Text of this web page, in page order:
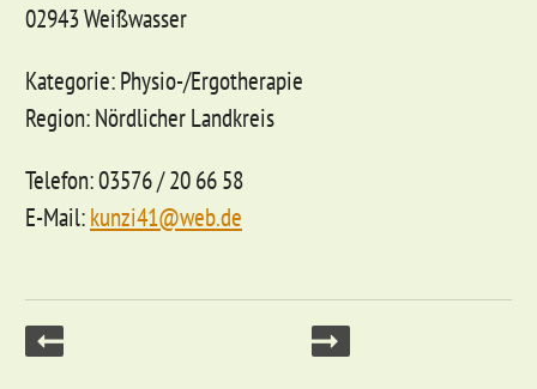
02943 Weißwasser
Kategorie: Physio-/Ergotherapie
Region: Nördlicher Landkreis
Telefon: 03576 / 20 66 58
E-Mail:kunzi41@web.de